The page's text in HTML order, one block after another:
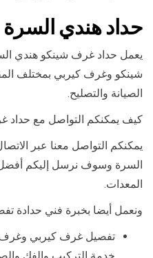
حداد هندي السرة
يعمل حداد غرف شينكو هندي
شينكو وغرف كيربي بمختلف
الصيانة والتصليح.
كيف يمكنكم التواصل مع حداد
يمكنكم التواصل معنا عبر
السرة وسوف نرسل إليكم
المعدات.
ونعمل أيضا بخبرة فني حدادة
تفصيل غرف كيربي وغرف